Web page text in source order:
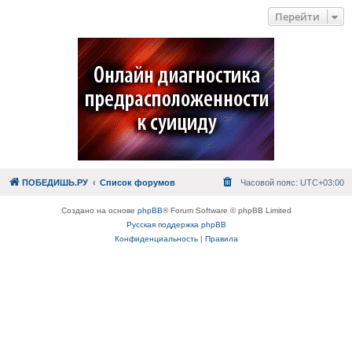
Перейти
ПОБЕДИШЬ.РУ Список форумов Часовой пояс: UTC+03:00
Создано на основе phpBB® Forum Software © phpBB Limited
Русская поддержка phpBB
Конфиденциальность| Правила